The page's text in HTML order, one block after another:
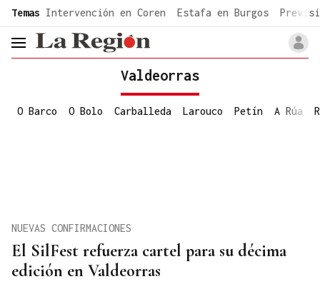
common.go-to-content
Temas Intervención en Coren Estafa en Burgos
header.menu.open
Valdeorras
O Barco O Bolo Carballeda Larouco Petín A Rúa
El SilFest refuerza cartel para su décima
edición en Valdeorras
NUEVAS CONFIRMACIONES